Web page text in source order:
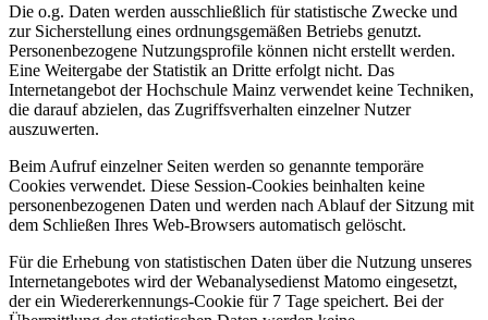
Die o.g. Daten werden ausschließlich für statistische Zwecke und
zur Sicherstellung eines ordnungsgemäßen Betriebs genutzt.
Personenbezogene Nutzungsprofile können nicht erstellt werden.
Eine Weitergabe der Statistik an Dritte erfolgt nicht. Das
Internetangebot der Hochschule Mainz verwendet keine Techniken,
die darauf abzielen, das Zugriffsverhalten einzelner Nutzer
auszuwerten.
Beim Aufruf einzelner Seiten werden so genannte temporäre
Cookies verwendet. Diese Session-Cookies beinhalten keine
personenbezogenen Daten und werden nach Ablauf der Sitzung mit
dem Schließen Ihres Web-Browsers automatisch gelöscht.
Für die Erhebung von statistischen Daten über die Nutzung unseres
Internetangebotes wird der Webanalysedienst Matomo eingesetzt,
der ein Wiedererkennungs-Cookie für 7 Tage speichert. Bei der